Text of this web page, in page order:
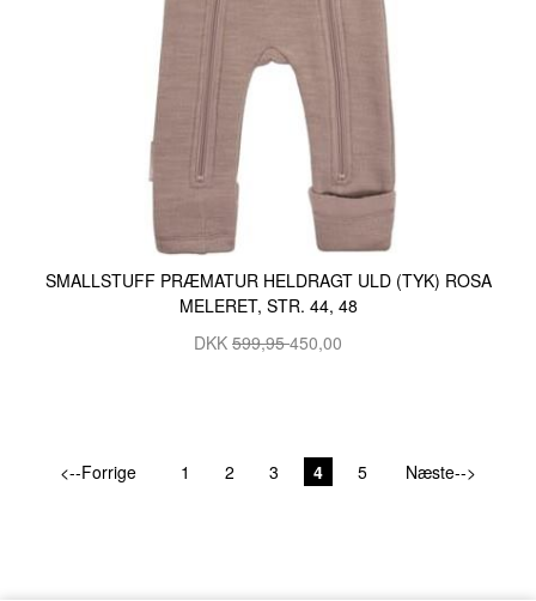
SMALLSTUFF PRÆMATUR HELDRAGT ULD (TYK) ROSA
MELERET, STR. 44, 48
DKK 599,95450,00
<--Forrige 1 2 3 4 5 Næste-->